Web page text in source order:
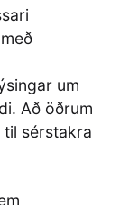
um
Að öðrum
sérstakra